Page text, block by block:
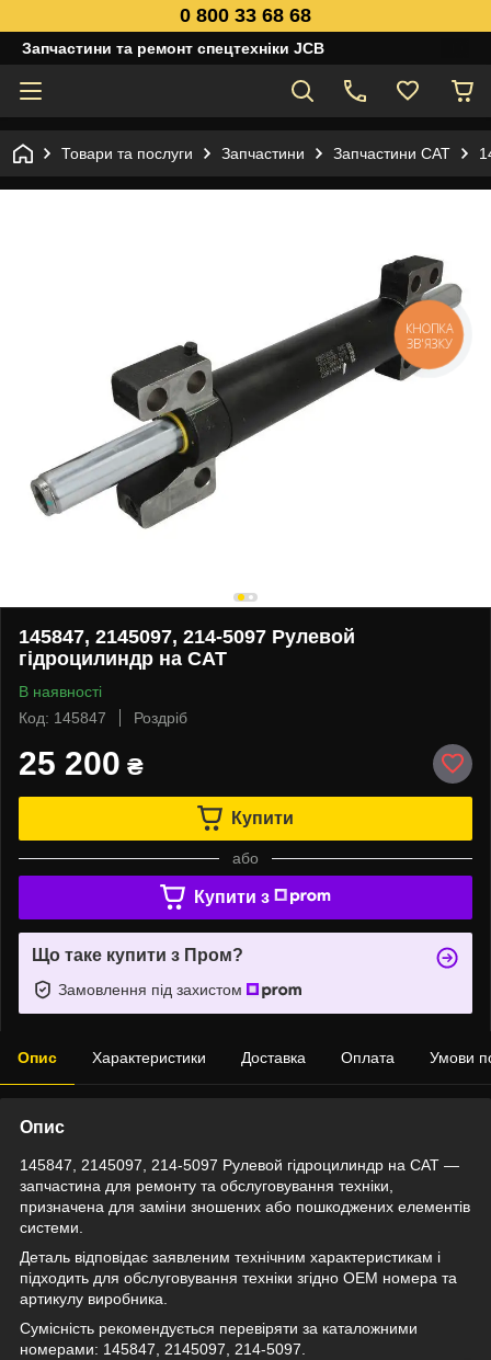
0 800 33 68 68
Запчастини та ремонт спецтехніки JCB
Товари та послуги Запчастини Запчастини САТ
145847, 2145097, 214-5097 Рулевой
гідроцилиндр на CAT
В наявності
Код: 145847
Роздріб
25 200 ₴
Купити
або
Купити з
Що таке купити з Пром?
Замовлення під захистом
Опис Характеристики Доставка Оплата Умови
Опис
145847, 2145097, 214-5097 Рулевой гідроцилиндр на CAT —
запчастина для ремонту та обслуговування техніки,
призначена для заміни зношених або пошкоджених елементів
системи.
Деталь відповідає заявленим технічним характеристикам і
підходить для обслуговування техніки згідно OEM номера та
артикулу виробника.
Сумісність рекомендується перевіряти за каталожними
номерами: 145847, 2145097, 214-5097.
КНОПКА
ЗВ'ЯЗКУ